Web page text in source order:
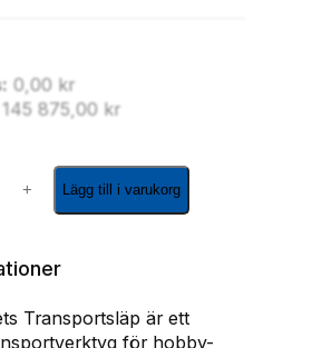
0,00 kr
145 875,00 kr
+ Lägg till i varukorg
Transportsläp är ett
för hobby-